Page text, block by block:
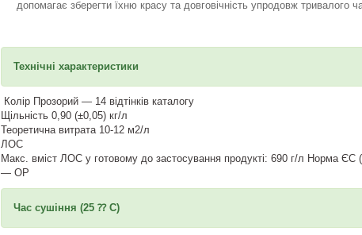
допомагає зберегти їхню красу та довговічність упродовж тривалого
Технічні характеристики
Колір Прозорий — 14 відтінків каталогу
Щільність 0,90 (±0,05) кг/л
Теоретична витрата 10-12 м2/л
ЛОС
Макс. вміст ЛОС у готовому до застосування продукті: 690 г/л Норма ЄС
— ОР
Час сушіння (25 ⁇ C)